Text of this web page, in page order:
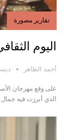
تقارير مصورة
اليوم
أحمد الظاهر ديسمبر
على وقع مهرجان
الذي أبرزت فيه